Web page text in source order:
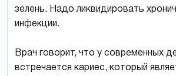
зелень. Надо ликвидировать
инфекции.
Врач говорит, что у современных
встречается кариес, который